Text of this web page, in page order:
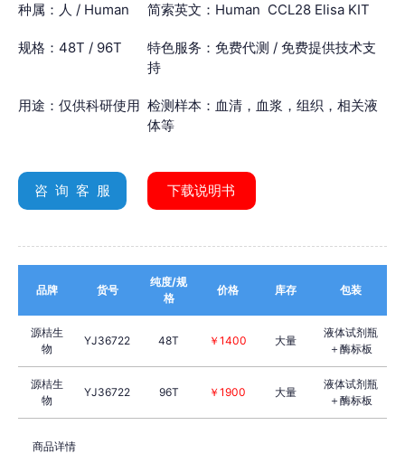
种属：人 / Human 简索英文：Human CCL28 Elisa KIT
规格：48T / 96T
特色服务：免费代测 / 免费提供技术支
持
用途：仅供科研使用 检测样本：血清，血浆，组织，相关液
体等
咨 询 客 服 下载说明书
品牌 货号
纯度/规
格
价格 库存 包装
源桔生
物
YJ36722 48T ￥1400 大量
液体试剂瓶
＋酶标板
源桔生
物
YJ36722 96T ￥1900 大量
液体试剂瓶
＋酶标板
商品详情